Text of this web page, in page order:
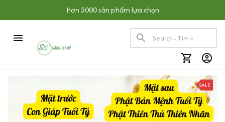
Hơn 5000 sản phẩm lựa chọn
SALE